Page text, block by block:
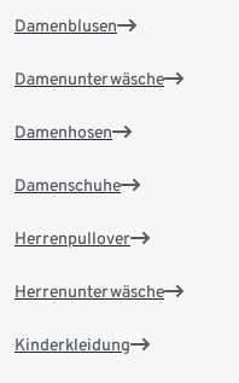
Damenblusen
Damenunterwäsche
Damenhosen
Damenschuhe
Herrenpullover
Herrenunterwäsche
Kinderkleidung